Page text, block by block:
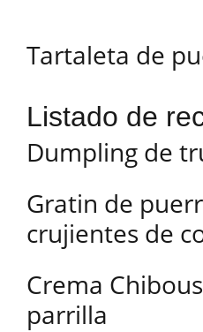
Tartaleta de
Listado de
Dumpling de
Gratin de
crujientes de
Crema
parrilla